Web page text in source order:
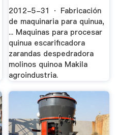
2012-5-31 · Fabricación
de maquinaria para quinua,
... Maquinas para procesar
quinua escarificadora
zarandas despedradora
molinos quinoa Makila
agroindustria.